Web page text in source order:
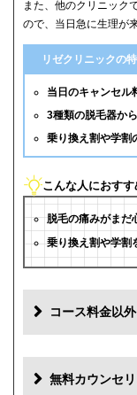
また、他のクリニック
ので、当日急に生理が
リゼクリニックの
当日のキャンセル
3種類の脱毛器か
乗り換え割や学割
こんな人におすす
脱毛の痛みがまだ
乗り換え割や学割
コース料金以
無料カウンセ